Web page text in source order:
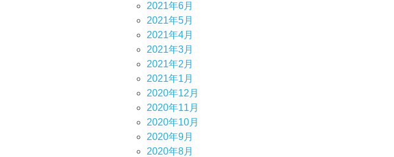
2021年6月
2021年5月
2021年4月
2021年3月
2021年2月
2021年1月
2020年12月
2020年11月
2020年10月
2020年9月
2020年8月